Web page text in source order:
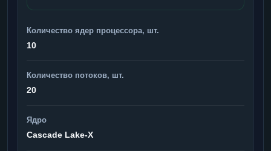
Количество ядер процессора, шт.
10
Количество потоков, шт.
20
Ядро
Cascade Lake-X